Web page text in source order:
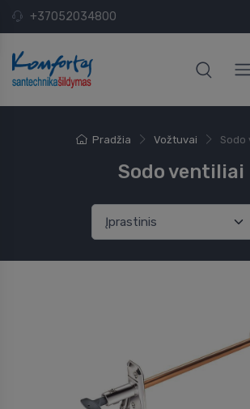
+37052034800
Pradžia Vožtuvai Sodo
Sodo ventiliai